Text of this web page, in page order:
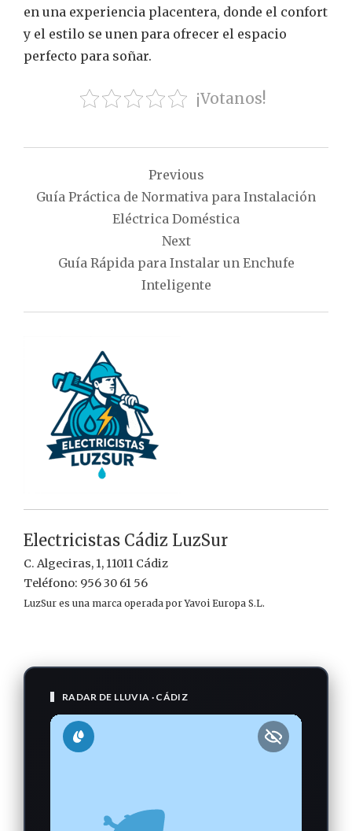
en una experiencia placentera, donde el confort
y el estilo se unen para ofrecer el espacio
perfecto para soñar.
¡Votanos!
Navegación
de
entradas
Previous
Guía Práctica de Normativa para Instalación
Eléctrica Doméstica
Next
Guía Rápida para Instalar un Enchufe
Inteligente
Electricistas Cádiz LuzSur
C. Algeciras, 1, 11011 Cádiz
Teléfono: 956 30 61 56
LuzSur es una marca operada por Yavoi Europa S.L.
RADAR DE LLUVIA · CÁDIZ